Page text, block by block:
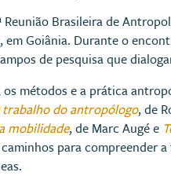
Brasileira de
em Goiânia. Durante o
de pesquisa que
métodos e a prática
trabalho do antropólogo, de
mobilidade, de Marc Augé e
para compreender